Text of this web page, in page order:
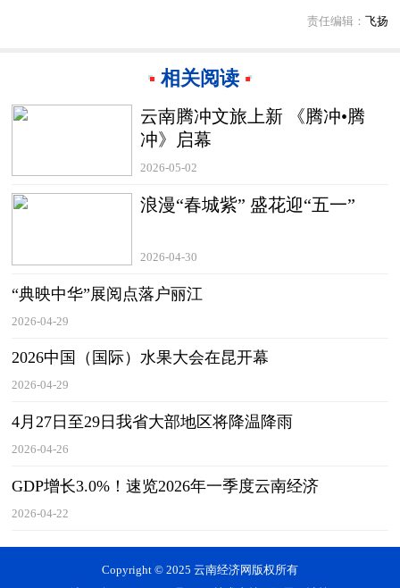
责任编辑： 飞扬
相关阅读
云南腾冲文旅上新 《腾冲•腾
冲》启幕
2026-05-02
浪漫“春城紫” 盛花迎“五一”
2026-04-30
“典映中华”展阅点落户丽江
2026-04-29
2026中国（国际）水果大会在昆开幕
2026-04-29
4月27日至29日我省大部地区将降温降雨
2026-04-26
GDP增长3.0%！速览2026年一季度云南经济
2026-04-22
Copyright © 2025 云南经济网版权所有